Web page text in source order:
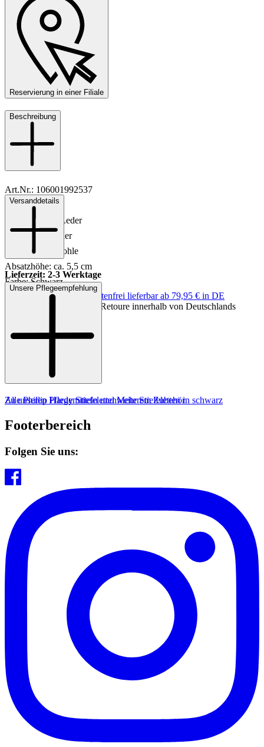
Reservierung in einer Filiale
Beschreibung
Art.Nr.: 106001992537
Material: Leder
Innenmaterial: Leder
Innensohle: Leder
Sohle: Gummisohle
Absatzhöhe: ca. 5,5 cm
Farbe: Schwarz
Versanddetails
Lieferzeit: 2-3 Werktage
Keine Versandkosten:
kostenfrei lieferbar ab 79,95 € in DE
Einfache und Kostenlose Retoure innerhalb von Deutschlands
Unsere Pflegeempfehlung
Zu unseren Pflegemitteln und weiterem Zubehör
Alle Phillip Hardy StiefelettenMehr Stiefeletten in schwarz
Footerbereich
Folgen Sie uns: